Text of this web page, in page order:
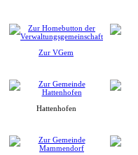
Zur VGem
Hattenhofen